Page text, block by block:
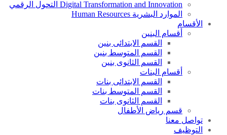
Digital Transformation and Innovation التحول الرقمي
الموارد البشرية Human Resources
الأقسام
أقسام البنين
القسم الابتدائى بنين
القسم المتوسط بنين
القسم الثانوى بنين
أقسام البنات
القسم الابتدائى بنات
القسم المتوسط بنات
القسم الثانوى بنات
قسم رياض الأطفال
تواصل معنا
التوظيف